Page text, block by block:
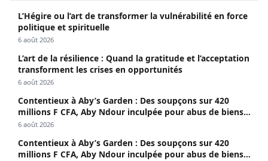
L’Hégire ou l’art de transformer la vulnérabilité en force
politique et spirituelle
6 août 2026
L’art de la résilience : Quand la gratitude et l’acceptation
transforment les crises en opportunités
6 août 2026
Contentieux à Aby’s Garden : Des soupçons sur 420
millions F CFA, Aby Ndour inculpée pour abus de biens
sociaux
6 août 2026
Contentieux à Aby’s Garden : Des soupçons sur 420
millions F CFA, Aby Ndour inculpée pour abus de biens